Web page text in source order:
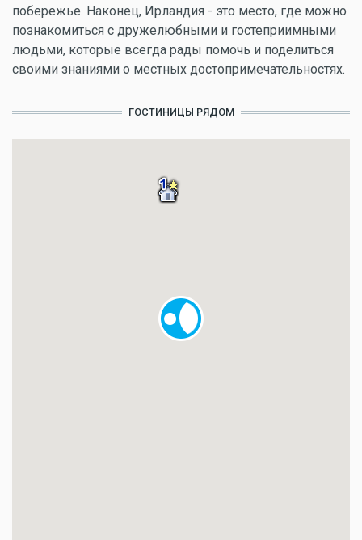
побережье. Наконец, Ирландия - это место, где можно
познакомиться с дружелюбными и гостеприимными
людьми, которые всегда рады помочь и поделиться
своими знаниями о местных достопримечательностях.
ГОСТИНИЦЫ РЯДОМ